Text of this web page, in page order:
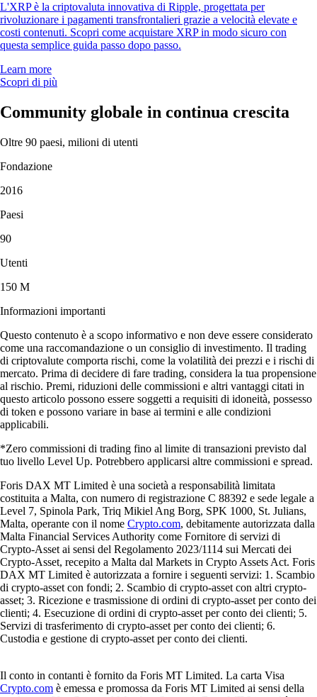
L'XRP è la criptovaluta innovativa di Ripple, progettata per
rivoluzionare i pagamenti transfrontalieri grazie a velocità elevate e
costi contenuti. Scopri come acquistare XRP in modo sicuro con
questa semplice guida passo dopo passo.
Learn more
Scopri di più
Community globale in continua crescita
Oltre 90 paesi, milioni di utenti
Fondazione
2016
Paesi
90
Utenti
150 M
Informazioni importanti
Questo contenuto è a scopo informativo e non deve essere considerato
come una raccomandazione o un consiglio di investimento. Il trading
di criptovalute comporta rischi, come la volatilità dei prezzi e i rischi di
mercato. Prima di decidere di fare trading, considera la tua propensione
al rischio. Premi, riduzioni delle commissioni e altri vantaggi citati in
questo articolo possono essere soggetti a requisiti di idoneità, possesso
di token e possono variare in base ai termini e alle condizioni
applicabili.
*Zero commissioni di trading fino al limite di transazioni previsto dal
tuo livello Level Up. Potrebbero applicarsi altre commissioni e spread.
Foris DAX MT Limited è una società a responsabilità limitata
costituita a Malta, con numero di registrazione C 88392 e sede legale a
Level 7, Spinola Park, Triq Mikiel Ang Borg, SPK 1000, St. Julians,
Malta, operante con il nome Crypto.com, debitamente autorizzata dalla
Malta Financial Services Authority come Fornitore di servizi di
Crypto-Asset ai sensi del Regolamento 2023/1114 sui Mercati dei
Crypto-Asset, recepito a Malta dal Markets in Crypto Assets Act. Foris
DAX MT Limited è autorizzata a fornire i seguenti servizi: 1. Scambio
di crypto-asset con fondi; 2. Scambio di crypto-asset con altri crypto-
asset; 3. Ricezione e trasmissione di ordini di crypto-asset per conto dei
clienti; 4. Esecuzione di ordini di crypto-asset per conto dei clienti; 5.
Servizi di trasferimento di crypto-asset per conto dei clienti; 6.
Custodia e gestione di crypto-asset per conto dei clienti.
Il conto in contanti è fornito da Foris MT Limited. La carta Visa
Crypto.com è emessa e promossa da Foris MT Limited ai sensi della